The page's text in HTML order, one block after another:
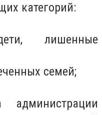
категорий:
лишенные
семей;